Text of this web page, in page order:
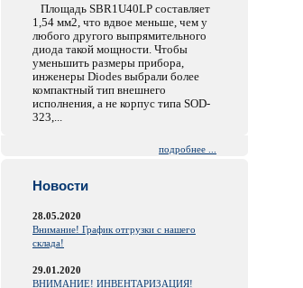
Площадь SBR1U40LP составляет
1,54 мм2, что вдвое меньше, чем у
любого другого выпрямительного
диода такой мощности. Чтобы
уменьшить размеры прибора,
инженеры Diodes выбрали более
компактный тип внешнего
исполнения, а не корпус типа SOD-
323,...
подробнее ...
Новости
28.05.2020
Внимание! График отгрузки с нашего
склада!
29.01.2020
ВНИМАНИЕ! ИНВЕНТАРИЗАЦИЯ!